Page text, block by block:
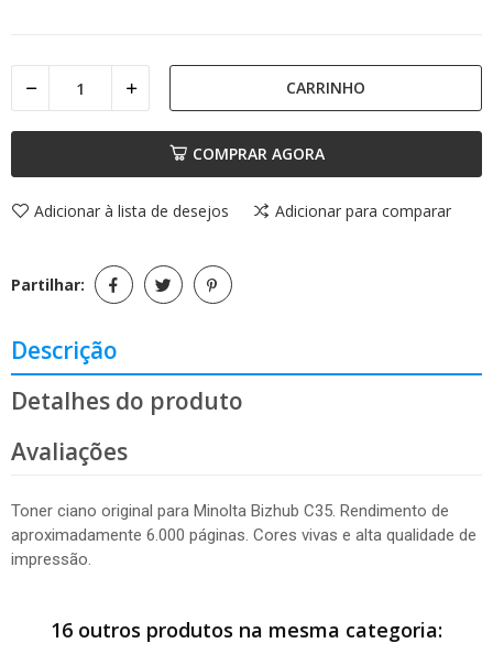
CARRINHO
COMPRAR AGORA
Adicionar à lista de desejos Adicionar para comparar
Partilhar:
Descrição
Detalhes do produto
Avaliações
Toner ciano original para Minolta Bizhub C35. Rendimento de
aproximadamente 6.000 páginas. Cores vivas e alta qualidade de
impressão.
16 outros produtos na mesma categoria: